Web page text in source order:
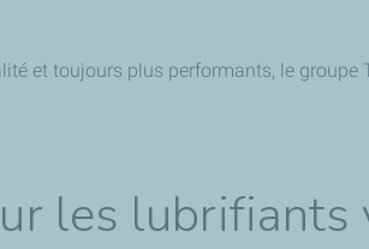
et toujours plus performants, le
les